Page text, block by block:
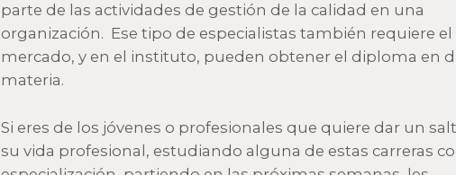
parte de las actividades de gestión de la calidad en una
organización. Ese tipo de especialistas también requiere el
mercado, y en el instituto, pueden obtener el diploma en
materia.
Si eres de los jóvenes o profesionales que quiere dar un
su vida profesional, estudiando alguna de estas carreras